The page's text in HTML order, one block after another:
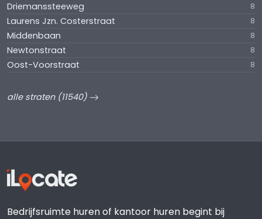
Driemanssteeweg 8
Laurens Jzn. Costerstraat 8
Middenbaan 8
Newtonstraat 8
Oost-Voorstraat 8
alle straten (11540)
Bedrijfsruimte huren of kantoor huren begint bij